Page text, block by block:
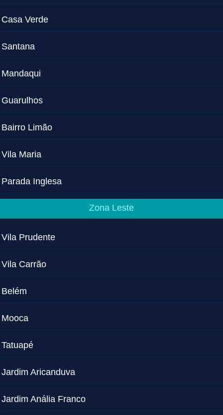
Casa Verde
Santana
Mandaqui
Guarulhos
Bairro Limão
Vila Maria
Parada Inglesa
Zona Leste
Vila Prudente
Vila Carrão
Belém
Mooca
Tatuapé
Jardim Aricanduva
Jardim Anália Franco